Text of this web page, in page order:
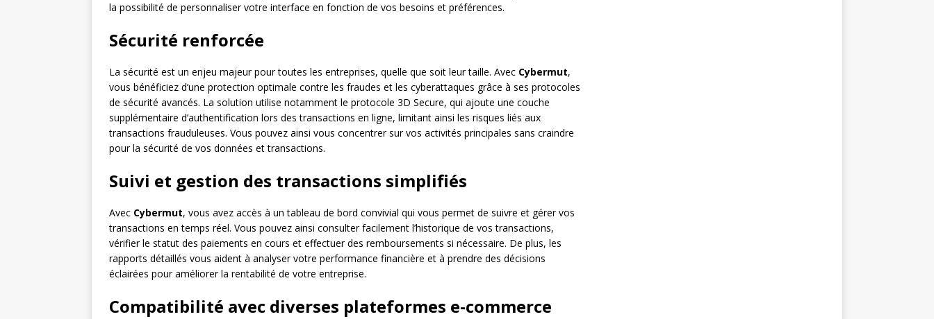
la possibilité de personnaliser votre interface en fonction de vos besoins et préférences.
Sécurité renforcée
La sécurité est un enjeu majeur pour toutes les entreprises, quelle que soit leur taille. Avec Cybermut,
vous bénéficiez d’une protection optimale contre les fraudes et les cyberattaques grâce à ses protocoles
de sécurité avancés. La solution utilise notamment le protocole 3D Secure, qui ajoute une couche
supplémentaire d’authentification lors des transactions en ligne, limitant ainsi les risques liés aux
transactions frauduleuses. Vous pouvez ainsi vous concentrer sur vos activités principales sans craindre
pour la sécurité de vos données et transactions.
Suivi et gestion des transactions simplifiés
Avec Cybermut, vous avez accès à un tableau de bord convivial qui vous permet de suivre et gérer vos
transactions en temps réel. Vous pouvez ainsi consulter facilement l’historique de vos transactions,
vérifier le statut des paiements en cours et effectuer des remboursements si nécessaire. De plus, les
rapports détaillés vous aident à analyser votre performance financière et à prendre des décisions
éclairées pour améliorer la rentabilité de votre entreprise.
Compatibilité avec diverses plateformes e-commerce